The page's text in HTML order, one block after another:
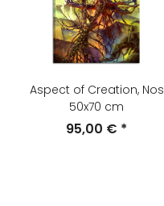
Aspect of Creation, Nos
50x70 cm
95,00 € *